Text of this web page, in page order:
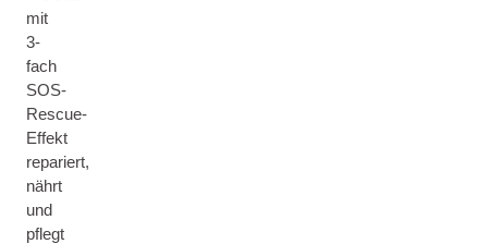
mit
3-
fach
SOS-
Rescue-
Effekt
repariert,
nährt
und
pflegt